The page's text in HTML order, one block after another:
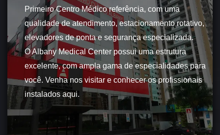
Primeiro Centro Médico referência, com uma
qualidade de atendimento, estacionamento rotativo,
elevadores de ponta e segurança especializada.
O Albany Medical Center possui uma estrutura
excelente, com ampla gama de especialidades para
você. Venha nos visitar e conhecer os profissionais
instalados aqui.